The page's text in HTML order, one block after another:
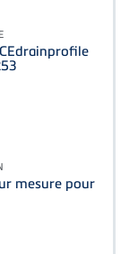
mesure pour